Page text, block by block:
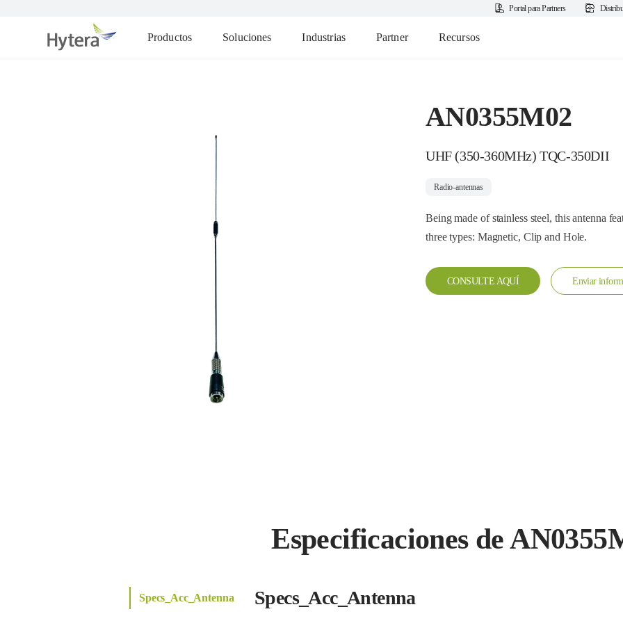
Portal para Partners
Productos Soluciones Industrias Partner Recursos
AN0355M02
UHF (350-360MHz) TQC-350DII
Radio-antennas
Being made of stainless steel, this antenna
three types: Magnetic, Clip and Hole.
CONSULTE AQUÍ Enviar
Especificaciones de
Specs_Acc_Antenna Specs_Acc_Antenna